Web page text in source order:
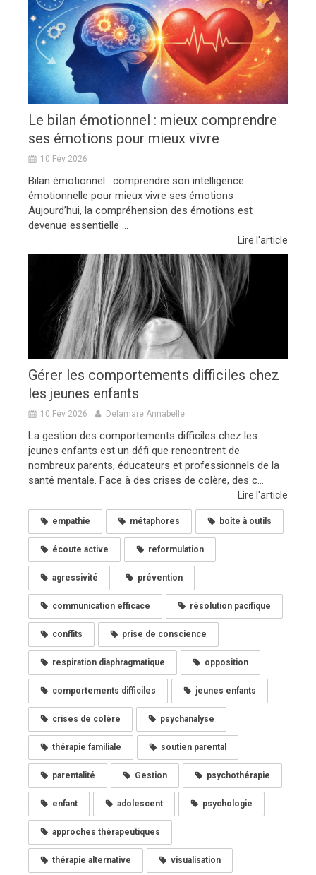
Le bilan émotionnel : mieux comprendre
ses émotions pour mieux vivre
10 Fév 2026
Bilan émotionnel : comprendre son intelligence
émotionnelle pour mieux vivre ses émotions
Aujourd’hui, la compréhension des émotions est
devenue essentielle ...
Lire l'article
Gérer les comportements difficiles chez
les jeunes enfants
10 Fév 2026 Delamare Annabelle
La gestion des comportements difficiles chez les
jeunes enfants est un défi que rencontrent de
nombreux parents, éducateurs et professionnels de la
santé mentale. Face à des crises de colère, des c...
Lire l'article
empathie métaphores boîte à outils
écoute active reformulation
agressivité prévention
communication efficace résolution pacifique
conflits prise de conscience
respiration diaphragmatique opposition
comportements difficiles jeunes enfants
crises de colère psychanalyse
thérapie familiale soutien parental
parentalité Gestion psychothérapie
enfant adolescent psychologie
approches thérapeutiques
thérapie alternative visualisation